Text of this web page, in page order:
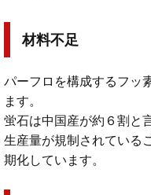
材料不足
パーフロを構成するフッ
ます。
蛍石は中国産が約６割と
生産量が規制されている
期化しています。